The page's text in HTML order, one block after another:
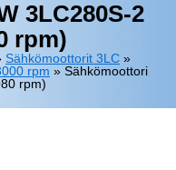
3LC280S-2
rpm)
Sähkömoottorit 3LC »
rpm » Sähkömoottori
rpm)